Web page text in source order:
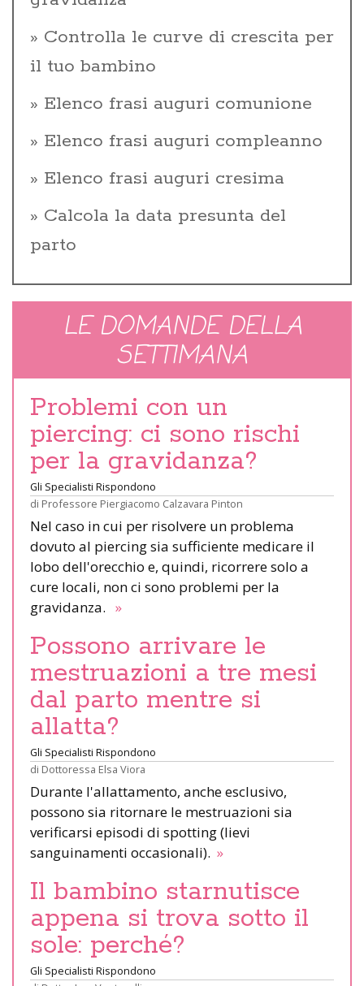
Controlla le curve di crescita per
il tuo bambino
Elenco frasi auguri comunione
Elenco frasi auguri compleanno
Elenco frasi auguri cresima
Calcola la data presunta del
parto
LE DOMANDE DELLA
SETTIMANA
Problemi con un
piercing: ci sono rischi
per la gravidanza?
Gli Specialisti Rispondono
di Professore Piergiacomo Calzavara Pinton
Nel caso in cui per risolvere un problema
dovuto al piercing sia sufficiente medicare il
lobo dell'orecchio e, quindi, ricorrere solo a
cure locali, non ci sono problemi per la
gravidanza. »
Possono arrivare le
mestruazioni a tre mesi
dal parto mentre si
allatta?
Gli Specialisti Rispondono
di Dottoressa Elsa Viora
Durante l'allattamento, anche esclusivo,
possono sia ritornare le mestruazioni sia
verificarsi episodi di spotting (lievi
sanguinamenti occasionali). »
Il bambino starnutisce
appena si trova sotto il
sole: perché?
Gli Specialisti Rispondono